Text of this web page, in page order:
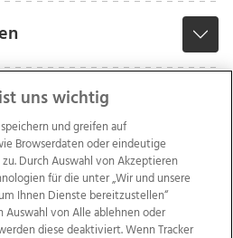
uns wichtig
und greifen auf
Browserdaten oder eindeutige
Durch Auswahl von Akzeptieren
für die unter „Wir und unsere
Ihnen Dienste bereitzustellen“
von Alle ablehnen oder
diese deaktiviert. Wenn Tracker